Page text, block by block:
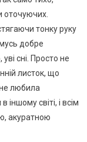
оточуючих.
тонку руку
добре
сні. Просто не
листок, що
любила
світі, і всім
акуратною